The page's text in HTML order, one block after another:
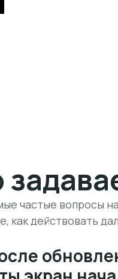
частые вопросы
как действовать